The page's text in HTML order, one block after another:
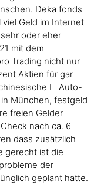
Deka fonds
Geld im Internet
oder eher
mit dem
Trading nicht nur
Aktien für gar
E-Auto-
München, festgeld
freien Gelder
nach ca. 6
dass zusätzlich
gerecht ist die
der
geplant hatte.